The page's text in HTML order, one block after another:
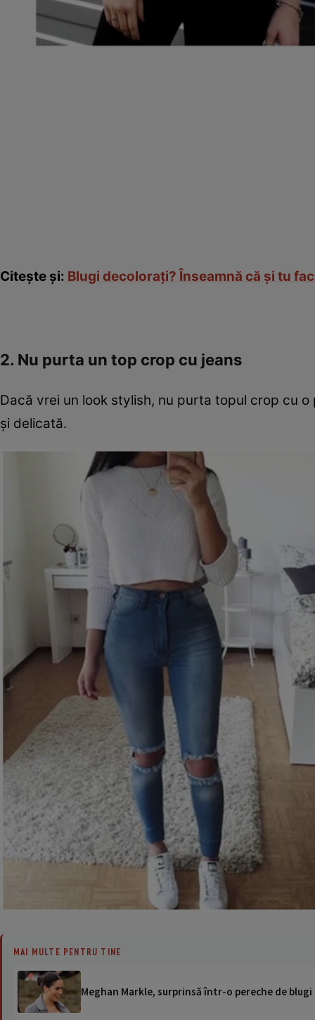
Citeşte şi: Blugi decoloraţi? Înseamnă că şi tu
2. Nu purta un top crop cu jeans
Dacă vrei un look stylish, nu purta topul crop cu
şi delicată.
MAI MULTE PENTRU TINE
Meghan Markle, surprinsă într-o pereche de